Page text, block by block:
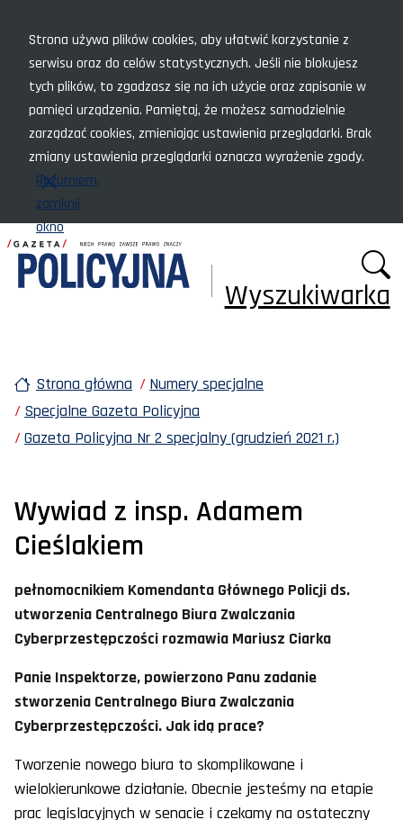
Strona używa plików cookies, aby ułatwić korzystanie z
serwisu oraz do celów statystycznych. Jeśli nie blokujesz
tych plików, to zgadzasz się na ich użycie oraz zapisanie w
pamięci urządzenia. Pamiętaj, że możesz samodzielnie
zarządzać cookies, zmieniając ustawienia przeglądarki. Brak
zmiany ustawienia przeglądarki oznacza wyrażenie zgody.
Rozumiem,
zamknij
okno
Wyszukiwarka
Strona główna
Numery specjalne
Specjalne Gazeta Policyjna
Gazeta Policyjna Nr 2 specjalny (grudzień 2021 r.)
Wywiad z insp. Adamem
Cieślakiem
pełnomocnikiem Komendanta Głównego Policji ds.
utworzenia Centralnego Biura Zwalczania
Cyberprzestępczości rozmawia Mariusz Ciarka
Panie Inspektorze, powierzono Panu zadanie
stworzenia Centralnego Biura Zwalczania
Cyberprzestępczości. Jak idą prace?
Tworzenie nowego biura to skomplikowane i
wielokierunkowe działanie. Obecnie jesteśmy na etapie
prac legislacyjnych w senacie i czekamy na ostateczny